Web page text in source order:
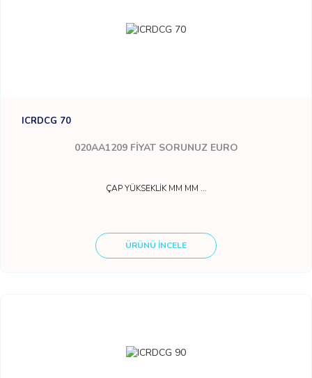
ICRDCG 70
020AA1209 FİYAT SORUNUZ EURO
ÇAP YÜKSEKLİK MM MM ...
ÜRÜNÜ İNCELE